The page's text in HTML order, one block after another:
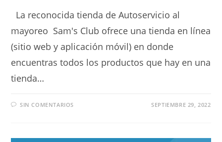
La reconocida tienda de Autoservicio al
mayoreo Sam's Club ofrece una tienda en línea
(sitio web y aplicación móvil) en donde
encuentras todos los productos que hay en una
tienda…
SIN COMENTARIOS SEPTIEMBRE 29, 2022